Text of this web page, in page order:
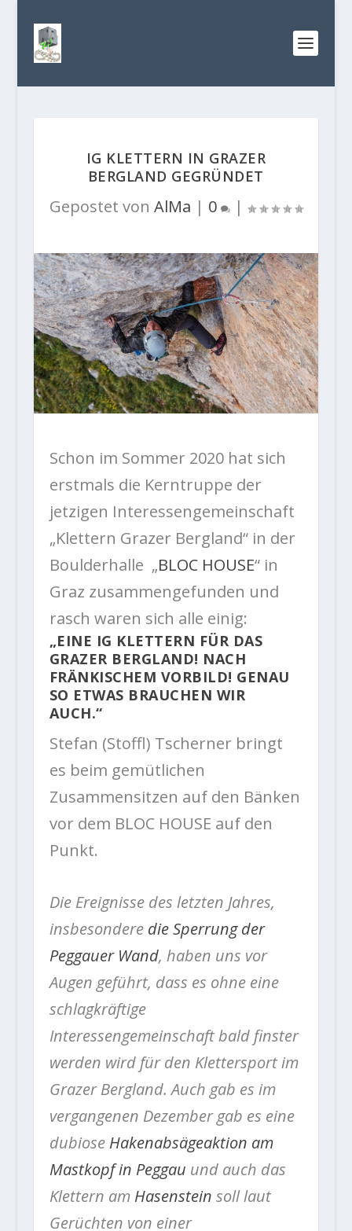
IG KLETTERN IN GRAZER
BERGLAND GEGRÜNDET
Gepostet von AlMa | 0 |
Schon im Sommer 2020 hat sich
erstmals die Kerntruppe der
jetzigen Interessengemeinschaft
„Klettern Grazer Bergland“ in der
Boulderhalle „BLOC HOUSE“ in
Graz zusammengefunden und
rasch waren sich alle einig:
„EINE IG KLETTERN FÜR DAS
GRAZER BERGLAND! NACH
FRÄNKISCHEM VORBILD! GENAU
SO ETWAS BRAUCHEN WIR
AUCH.“
Stefan (Stoffl) Tscherner bringt
es beim gemütlichen
Zusammensitzen auf den Bänken
vor dem BLOC HOUSE auf den
Punkt.
Die Ereignisse des letzten Jahres,
insbesondere die Sperrung der
Peggauer Wand, haben uns vor
Augen geführt, dass es ohne eine
schlagkräftige
Interessengemeinschaft bald finster
werden wird für den Klettersport im
Grazer Bergland. Auch gab es im
vergangenen Dezember gab es eine
dubiose Hakenabsägeaktion am
Mastkopf in Peggau und auch das
Klettern am Hasenstein soll laut
Gerüchten von einer